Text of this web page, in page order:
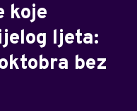
koje
ljeta:
bez